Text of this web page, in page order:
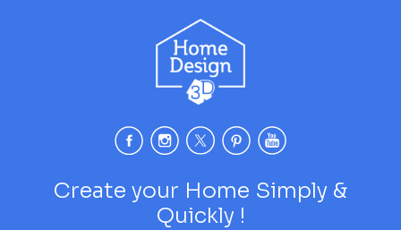
Create your Home Simply &
Quickly !